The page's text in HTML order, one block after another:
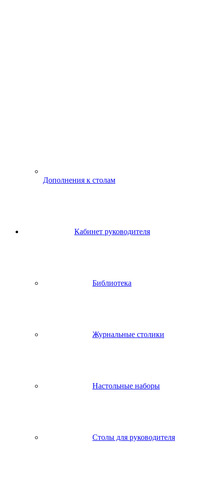
Дополнения к столам
Кабинет руководителя
Библиотека
Журнальные столики
Настольные наборы
Столы для руководителя